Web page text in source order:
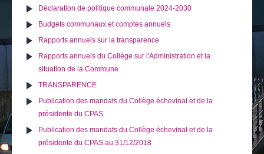
Déclaration de politique communale 2024-2030
Budgets communaux et comptes annuels
Rapports annuels sur la transparence
Rapports annuels du Collège sur l'Administration et la
situation de la Commune
TRANSPARENCE
Publication des mandats du Collège échevinal et de la
présidente du CPAS
Publication des mandats du Collège échevinal et de la
présidente du CPAS au 31/12/2018